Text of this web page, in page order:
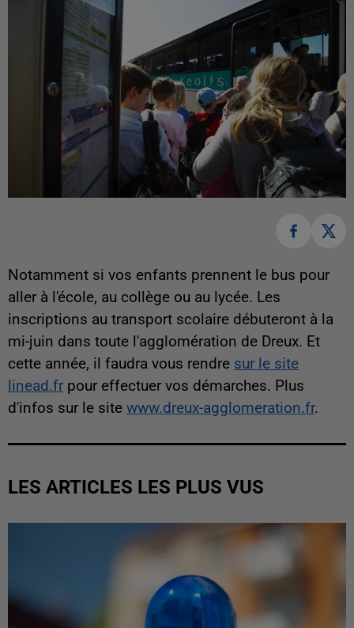
Notamment si vos enfants prennent le bus pour
aller à l'école, au collège ou au lycée. Les
inscriptions au transport scolaire débuteront à la
mi-juin dans toute l'agglomération de Dreux. Et
cette année, il faudra vous rendre sur le site
linead.fr pour effectuer vos démarches. Plus
d'infos sur le site www.dreux-agglomeration.fr.
LES ARTICLES LES PLUS VUS